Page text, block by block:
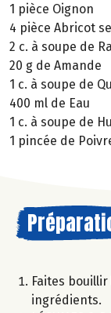
1 pièce Oignon
4 pièce Abricot
2 c. à soupe de
20 g de Amande
1 c. à soupe de
400 ml de Eau
1 c. à soupe de
1 pincée de
Faites
ingrédients.